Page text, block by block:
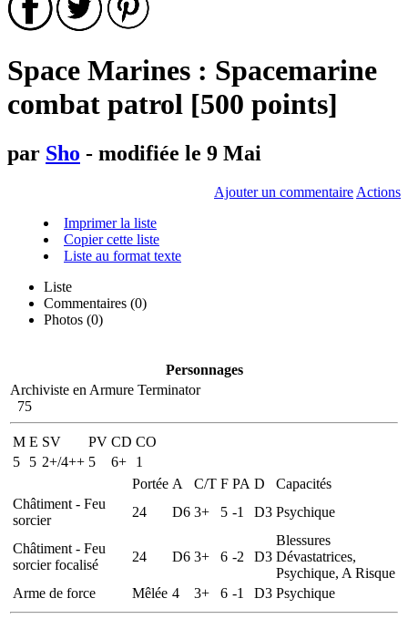
Space Marines : Spacemarine
combat patrol [500 points]
par Sho - modifiée le 9 Mai
Ajouter un commentaire Actions
Imprimer la liste
Copier cette liste
Liste au format texte
Liste
Commentaires (0)
Photos (0)
Personnages
Archiviste en Armure Terminator
75
M E SV PV CD CO
5
5 2+/4++ 5 6+
1
Portée A C/T F PA D
Capacités
Châtiment - Feu
sorcier
24 D6 3+ 5 -1 D3 Psychique
Châtiment - Feu
sorcier focalisé
24 D6 3+ 6 -2 D3
Blessures
Dévastatrices,
Psychique, A Risque
Arme de force
Mêlée 4 3+ 6 -1 D3 Psychique